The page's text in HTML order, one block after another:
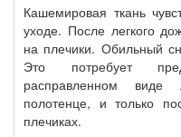
Кашемировая ткань
уходе. После легкого
на плечики. Обильный
Это потребует
расправленном
полотенце, и только
плечиках.